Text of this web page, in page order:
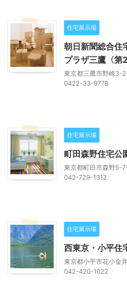
住宅展示場
朝日新聞総合住
プラザ三鷹〈第2
東京都三鷹市野崎3-
0422-33-9778
住宅展示場
町田森野住宅公
東京都町田市森野5-
042-729-1312
住宅展示場
西東京・小平住
東京都小平市花小金
042-420-1022